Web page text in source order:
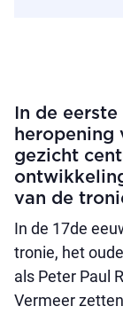
In de
heropening
gezicht
van de
In de 17de
tronie, het
als Peter Paul
Vermeer